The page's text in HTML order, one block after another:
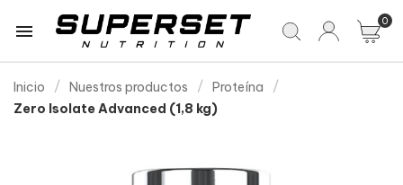
 0
Inicio Nuestros productos
Proteína
Zero Isolate Advanced (1,8 kg)